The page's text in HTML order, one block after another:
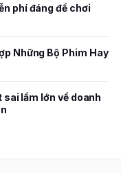
phí đáng để chơi
Những Bộ Phim Hay
lầm lớn về doanh